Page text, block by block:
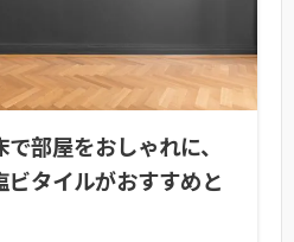
部屋をおしゃれに、
タイルがおすすめと